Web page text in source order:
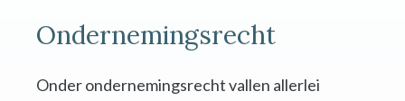
Ondernemingsrecht
Onder ondernemingsrecht vallen allerlei